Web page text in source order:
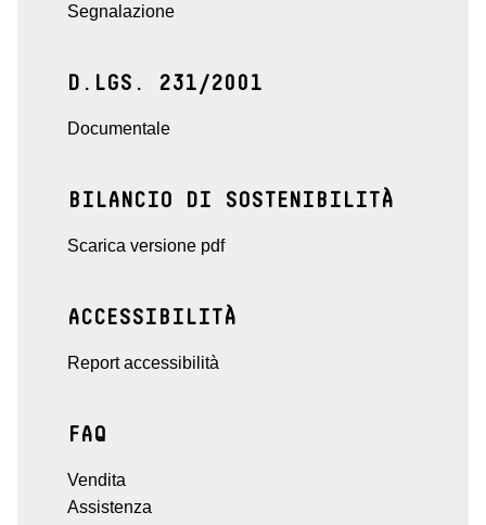
Segnalazione
D.LGS. 231/2001
Documentale
BILANCIO DI SOSTENIBILITÀ
Scarica versione pdf
ACCESSIBILITÀ
Report accessibilità
FAQ
Vendita
Assistenza